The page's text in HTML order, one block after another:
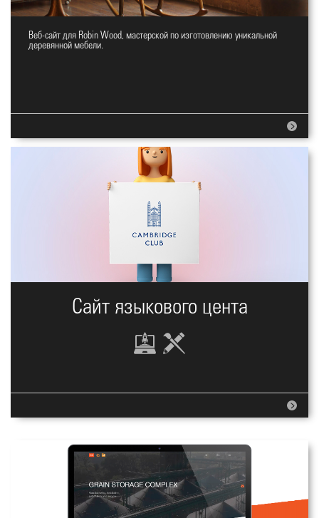
Сайт мастерской деревянной
Веб-сайт для Robin Wood, мастерской по изготовлению уникальной
деревянной мебели.
Сайт языкового цента